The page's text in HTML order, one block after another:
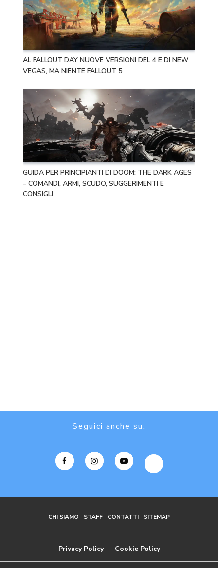
AL FALLOUT DAY NUOVE VERSIONI DEL 4 E DI NEW
VEGAS, MA NIENTE FALLOUT 5
GUIDA PER PRINCIPIANTI DI DOOM: THE DARK AGES
– COMANDI, ARMI, SCUDO, SUGGERIMENTI E
CONSIGLI
Seguici anche su:
CHI SIAMO STAFF CONTATTI SITEMAP
Privacy Policy Cookie Policy